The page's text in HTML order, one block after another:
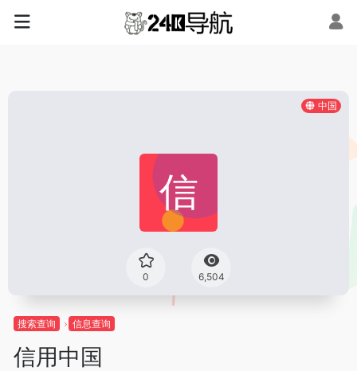
中国
0 6,504
搜索查询 信息查询
信用中国